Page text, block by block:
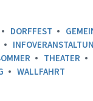
DORFFEST
THEATER
WALLFAHRT